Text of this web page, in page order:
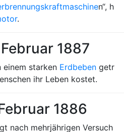
n“, h
.
1887
einem starken Erdbeben getr
ihr Leben kostet.
1886
nach mehrjährigen Versuch